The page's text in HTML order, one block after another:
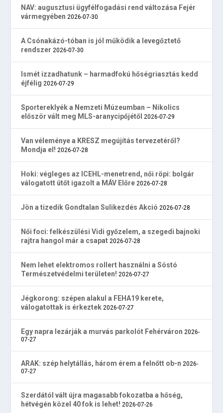
NAV: augusztusi ügyfélfogadási rend változása Fejér
vármegyében 2026-07-30
A Csónakázó-tóban is jól működik a levegőztető
rendszer 2026-07-30
Ismét izzadhatunk – harmadfokú hőségriasztás kedd
éjfélig 2026-07-29
Sportereklyék a Nemzeti Múzeumban – Nikolics
először vált meg MLS-aranycipőjétől 2026-07-29
Van véleménye a KRESZ megújítás tervezetéről?
Mondja el! 2026-07-28
Hoki: végleges az ICEHL-menetrend, női röpi: bolgár
válogatott ütőt igazolt a MÁV Előre 2026-07-28
Jön a tizedik Gondtalan Sulikezdés Akció 2026-07-28
Női foci: felkészülési Vidi győzelem, a szegedi bajnoki
rajtra hangol már a csapat 2026-07-28
Nem lehet elektromos rollert használni a Sóstó
Természetvédelmi területen! 2026-07-27
Jégkorong: szépen alakul a FEHA19 kerete,
válogatottak is érkeztek 2026-07-27
Egy napra lezárják a murvás parkolót Fehérváron 2026-
07-27
ARAK: szép helytállás, három érem a felnőtt ob-n 2026-
07-27
Szerdától vált újra magasabb fokozatba a hőség,
hétvégén közel 40 fok is lehet! 2026-07-26